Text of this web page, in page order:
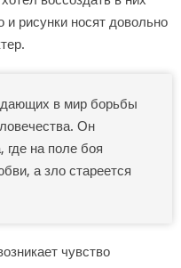
и рисунки носят довольно
в мир борьбы
Он
где на поле боя
а зло стареется
чувство